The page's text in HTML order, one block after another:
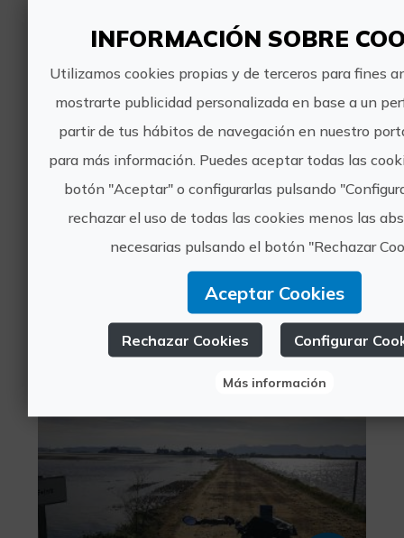
1 valoraciones
De Tapas con Mi Perro
35€
València, VALÈNCIA
0 valoraciones
INFORMACIÓN SOBRE
Utilizamos cookies propias y de terceros para fines
mostrarte publicidad personalizada en base a un
partir de tus hábitos de navegación en nuestro
para más información. Puedes aceptar todas las
botón "Aceptar" o configurarlas pulsando
rechazar el uso de todas las cookies menos las
necesarias pulsando el botón "Rechazar
Aceptar Cookies
Rechazar Cookies Configurar
Más información